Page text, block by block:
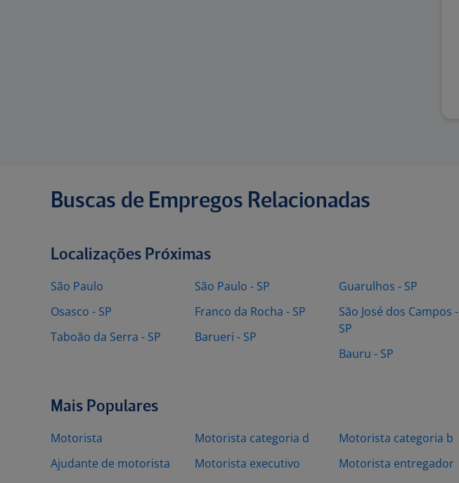
Buscas de Empregos Relacionadas
Localizações Próximas
São Paulo
Osasco - SP
Taboão da Serra - SP
São Paulo - SP
Franco da Rocha - SP
Barueri - SP
Guarulhos - SP
São José dos Campos -
SP
Bauru - SP
Mais Populares
Motorista
Ajudante de motorista
Motorista categoria d
Motorista executivo
Motorista categoria b
Motorista entregador